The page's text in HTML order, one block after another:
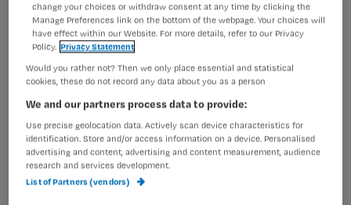
Marcellino Bogers mocht 21 jaar de
change your choices or withdraw consent at any time by clicking the
Manage Preferences link on the bottom of the webpage. Your choices will
have effect within our Website. For more details, refer to our Privacy
Policy. Privacy Statement
Would you rather not? Then we only place essential and statistical
cookies, these do not record any data about you as a person
We and our partners process data to provide:
Use precise geolocation data. Actively scan device characteristics for
identification. Store and/or access information on a device. Personalised
advertising and content, advertising and content measurement, audience
research and services development.
List of Partners (vendors)